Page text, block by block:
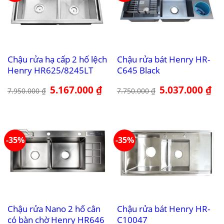
Chậu rửa hạ cấp 2 hố lệch
Henry HR625/8245LT
7.950.000₫ Giá
gốc
5.167.000₫Giá
hiện
Chậu rửa bát Henry HR-
C645 Black
7.750.000₫ Giá
gốc
5.037.000₫Giá
-35%
Chậu rửa Nano 2 hố cân
có bàn chờ Henry HR646
-35%
Chậu rửa bát Henry HR-
C10047